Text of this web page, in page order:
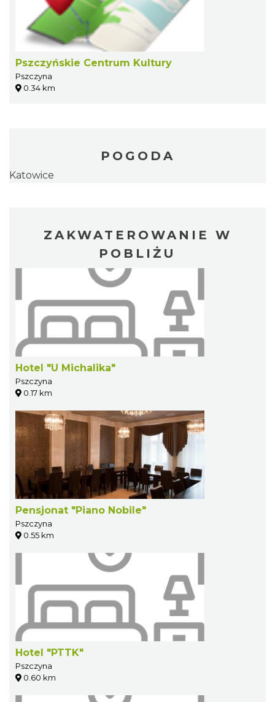
Pszczyńskie Centrum Kultury
Pszczyna
0.34 km
POGODA
Katowice
ZAKWATEROWANIE W
POBLIŻU
Hotel "U Michalika"
Pszczyna
0.17 km
Pensjonat "Piano Nobile"
Pszczyna
0.55 km
Hotel "PTTK"
Pszczyna
0.60 km